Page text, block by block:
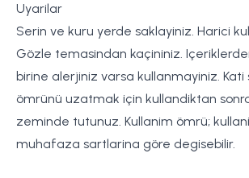
Uyarilar
Serin ve kuru yerde saklayiniz. Harici
Gözle temasindan kaçininiz.
birine alerjiniz varsa kullanmayiniz. Kati
ömrünü uzatmak için kullandiktan
zeminde tutunuz. Kullanim ömrü;
muhafaza sartlarina göre degisebilir.